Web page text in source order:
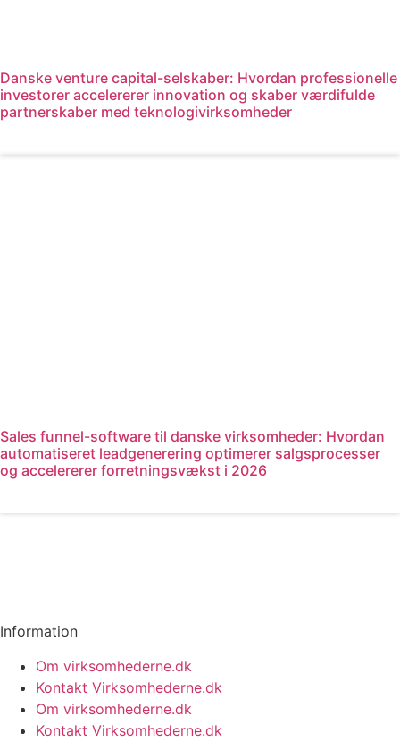
Danske venture capital-selskaber: Hvordan professionelle
investorer accelererer innovation og skaber værdifulde
partnerskaber med teknologivirksomheder
Sales funnel-software til danske virksomheder: Hvordan
automatiseret leadgenerering optimerer salgsprocesser
og accelererer forretningsvækst i 2026
Information
Om virksomhederne.dk
Kontakt Virksomhederne.dk
Om virksomhederne.dk
Kontakt Virksomhederne.dk